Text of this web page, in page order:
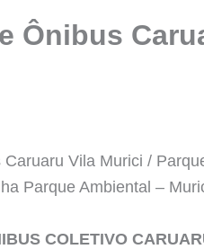
Ônibus
Vila Murici /
Parque Ambiental –
COLETIVO